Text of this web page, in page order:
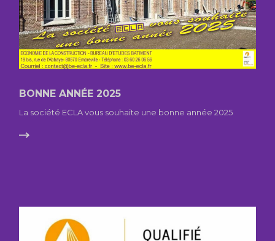
BONNE ANNÉE 2025
La société ECLA vous souhaite une bonne année 2025